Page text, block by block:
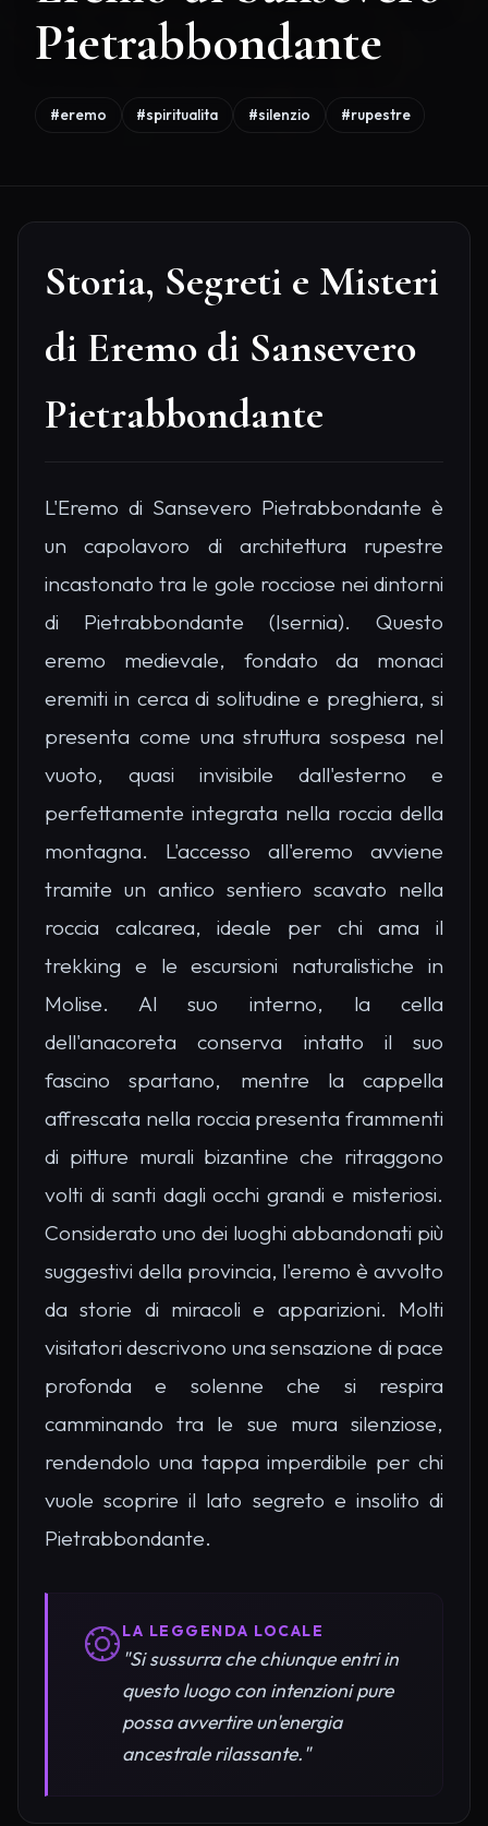
Pietrabbondante
#eremo #spiritualita #silenzio #rupestre
Storia, Segreti e Misteri
di Eremo di Sansevero
Pietrabbondante
L'Eremo di Sansevero Pietrabbondante è
un capolavoro di architettura rupestre
incastonato tra le gole rocciose nei dintorni
di Pietrabbondante (Isernia). Questo
eremo medievale, fondato da monaci
eremiti in cerca di solitudine e preghiera, si
presenta come una struttura sospesa nel
vuoto, quasi invisibile dall'esterno e
perfettamente integrata nella roccia della
montagna. L'accesso all'eremo avviene
tramite un antico sentiero scavato nella
roccia calcarea, ideale per chi ama il
trekking e le escursioni naturalistiche in
Molise. Al suo interno, la cella
dell'anacoreta conserva intatto il suo
fascino spartano, mentre la cappella
affrescata nella roccia presenta frammenti
di pitture murali bizantine che ritraggono
volti di santi dagli occhi grandi e misteriosi.
Considerato uno dei luoghi abbandonati più
suggestivi della provincia, l'eremo è avvolto
da storie di miracoli e apparizioni. Molti
visitatori descrivono una sensazione di pace
profonda e solenne che si respira
camminando tra le sue mura silenziose,
rendendolo una tappa imperdibile per chi
vuole scoprire il lato segreto e insolito di
Pietrabbondante.
LA LEGGENDA LOCALE
"Si sussurra che chiunque entri in
questo luogo con intenzioni pure
possa avvertire un'energia
ancestrale rilassante."